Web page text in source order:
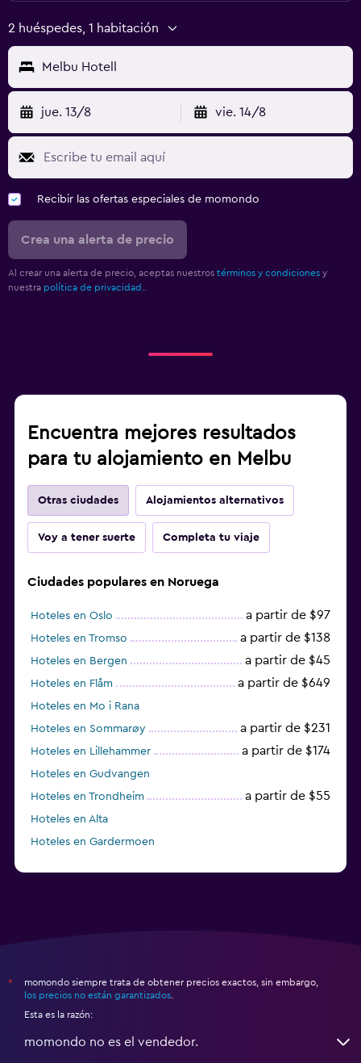
2 huéspedes, 1 habitación
Melbu Hotell
jue. 13/8 vie. 14/8
Recibir las ofertas especiales de momondo
Crea una alerta de precio
Al crear una alerta de precio, aceptas nuestros términos y condiciones y
nuestra política de privacidad.
Encuentra mejores resultados
para tu alojamiento en Melbu
Otras ciudades Alojamientos alternativos
Voy a tener suerte Completa tu viaje
Ciudades populares en Noruega
Hoteles en Oslo a partir de $97
Hoteles en Tromso a partir de $138
Hoteles en Bergen a partir de $45
Hoteles en Flåm a partir de $649
Hoteles en Mo i Rana
Hoteles en Sommarøy
a partir de $231
Hoteles en Lillehammer a partir de $174
Hoteles en Gudvangen
Hoteles en Trondheim
a partir de $55
Hoteles en Alta
Hoteles en Gardermoen
*
momondo siempre trata de obtener precios exactos, sin embargo,
los precios no están garantizados
Esta es la razón:
momondo no es el vendedor.